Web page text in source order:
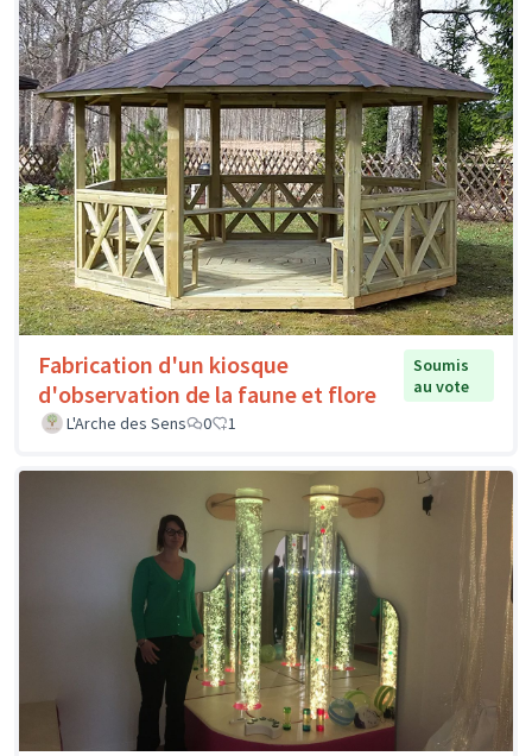
Fabrication d'un kiosque
d'observation de la faune et flore
Soumis
au vote
L'Arche des Sens
0 1